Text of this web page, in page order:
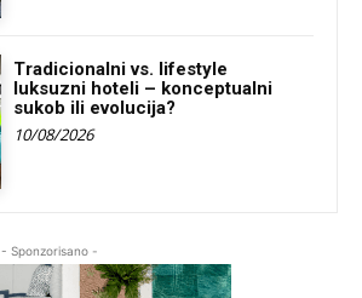
Tradicionalni vs. lifestyle
luksuzni hoteli – konceptualni
sukob ili evolucija?
10/08/2026
- Sponzorisano -